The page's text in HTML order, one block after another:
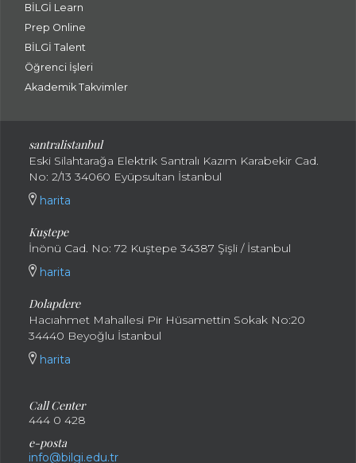
BİLGİ Learn
Prep Online
BİLGİ Talent
Öğrenci İşleri
Akademik Takvimler
santralistanbul
Eski Silahtarağa Elektrik Santralı Kazım Karabekir Cad.
No: 2/13 34060 Eyüpsultan İstanbul
harita
Kuştepe
İnönü Cad. No: 72 Kuştepe 34387 Şişli / İstanbul
harita
Dolapdere
Hacıahmet Mahallesi Pir Hüsamettin Sokak No:20
34440 Beyoğlu İstanbul
harita
Call Center
444 0 428
e-posta
info@bilgi.edu.tr